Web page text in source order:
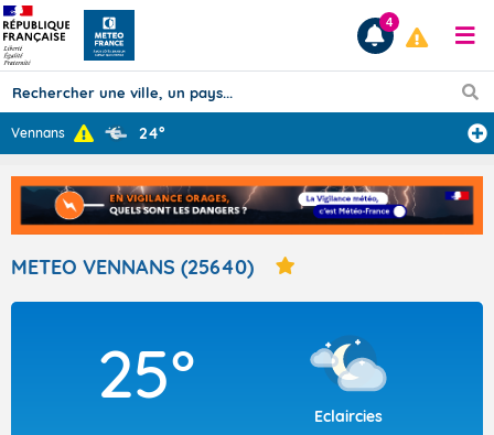
Prévisions
TOUS LES RÉSULTATS
Articles
4
Vennans 24°
METEO VENNANS (25640)
25°
Eclaircies